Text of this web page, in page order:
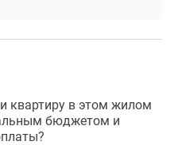
квартиру в этом жилом
бюджетом и